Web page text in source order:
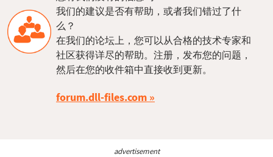
我们的建议是否有帮助，或者我们错过了什
么？
在我们的论坛上，您可以从合格的技术专家和
社区获得详尽的帮助。注册，发布您的问题，
然后在您的收件箱中直接收到更新。
forum.dll-files.com
advertisement